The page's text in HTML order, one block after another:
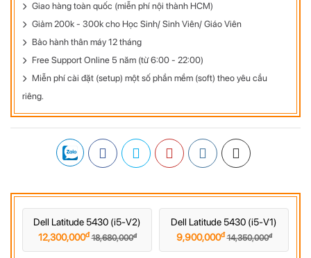
Giao hàng toàn quốc (miễn phí nội thành HCM)
Giảm 200k - 300k cho Học Sinh/ Sinh Viên/ Giáo Viên
Bảo hành thân máy 12 tháng
Free Support Online 5 năm (từ 6:00 - 22:00)
Miễn phí cài đặt (setup) một số phần mềm (soft) theo yêu cầu
riêng.
Dell Latitude 5430 (i5-V2)
12,300,000đ 18,680,000đ
Dell Latitude 5430 (i5-V1)
9,900,000đ 14,350,000đ